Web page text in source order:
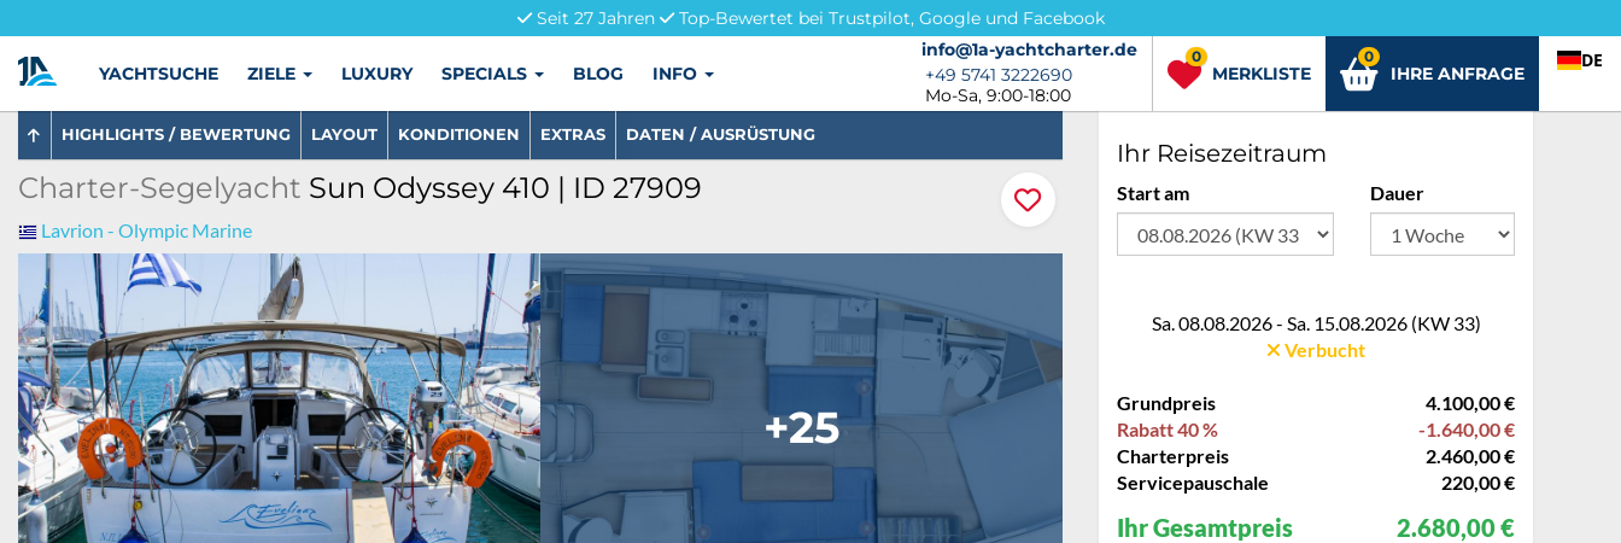
Seit 27 Jahren
Top-Bewertet bei Trustpilot, Google und Facebook
info@1a-yachtcharter.de
info@1a-yachtcharter.de
+49 5741 3222690
+49 5741 3222690
Mo-Sa, 9:00-18:00
MERKLISTE
0
IHRE ANFRAGE
0 DE
YACHTSUCHE ZIELE LUXURY SPECIALS BLOG INFO
HIGHLIGHTS / BEWERTUNG LAYOUT KONDITIONEN EXTRAS DATEN / AUSRÜSTUNG
Charter-Segelyacht Sun Odyssey 410 | ID 27909
Lavrion - Olympic Marine
+25
Ihr Reisezeitraum
Start am Dauer
Sa. 08.08.2026 - Sa. 15.08.2026 (KW 33)
Verbucht
Grundpreis
4.100,00 €
Rabatt 40 %
-1.640,00 €
Charterpreis
2.460,00 €
Servicepauschale
220,00 €
Ihr Gesamtpreis 2.680,00 €